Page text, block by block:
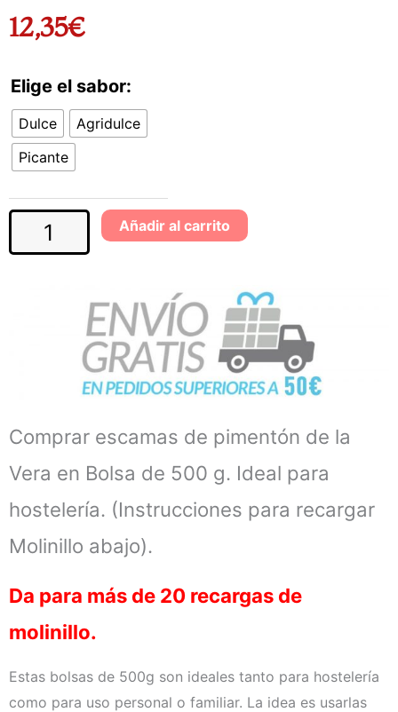
12,35€
Elige el sabor:
Dulce
Agridulce
Picante
Escamas
de
pimiento
ahumado
-
Bolsa
500g
Añadir al carrito
Comprar escamas de pimentón de la
Vera en Bolsa de 500 g. Ideal para
hostelería. (Instrucciones para recargar
Molinillo abajo).
Da para más de 20 recargas de
molinillo.
Estas bolsas de 500g son ideales tanto para hostelería
como para uso personal o familiar. La idea es usarlas